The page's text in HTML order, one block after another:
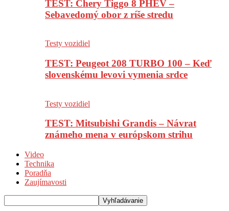
TEST: Chery Tiggo 8 PHEV –
Sebavedomý obor z ríše stredu
Testy vozidiel
TEST: Peugeot 208 TURBO 100 – Keď
slovenskému levovi vymenia srdce
Testy vozidiel
TEST: Mitsubishi Grandis – Návrat
známeho mena v európskom strihu
Video
Technika
Poradňa
Zaujímavosti